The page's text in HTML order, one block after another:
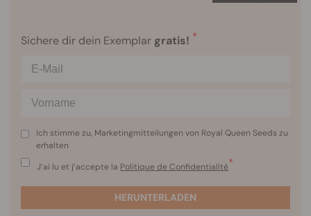
Sichere dir dein Exemplar gratis! *
Ich stimme zu, Marketingmitteilungen von Royal Queen Seeds zu
erhalten
J’ai lu et j’accepte la Politique de Confidentialité*
HERUNTERLADEN